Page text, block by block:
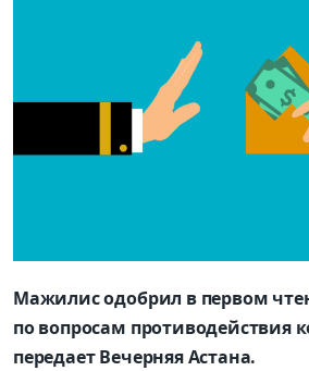
Мажилис одобрил в первом
по вопросам противодействия
передает Вечерняя Астана.